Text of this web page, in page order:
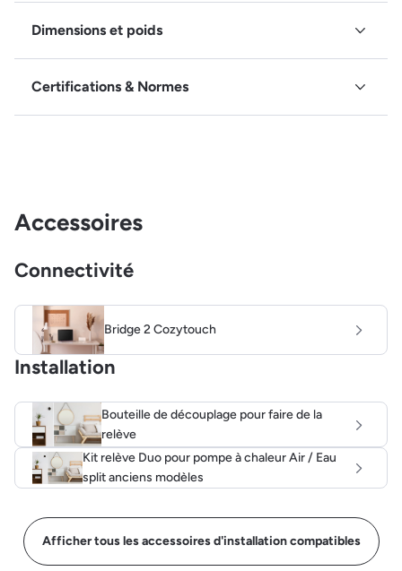
Dimensions et poids
Certifications & Normes
Accessoires
Connectivité
Bridge 2 Cozytouch
Installation
Bouteille de découplage pour faire de la
relève
Kit relève Duo pour pompe à chaleur Air / Eau
split anciens modèles
Afficher tous les accessoires d'installation compatibles